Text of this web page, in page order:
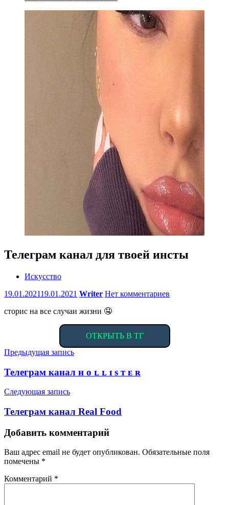
Телеграм канал для твоей инсты
Искусство
19.01.202119.01.2021 Writer Нет комментариев
сторис на все случаи жизни 🤤
ОТКРЫТЬ В ТГ
Навигация
по
записям
Предыдущая запись
Телеграм канал ʜ ᴏ ʟ ʟ ɪ s ᴛ ᴇ ʀ
Следующая запись
Телеграм канал Real Food
Добавить комментарий
Ваш адрес email не будет опубликован. Обязательные поля
помечены *
Комментарий *